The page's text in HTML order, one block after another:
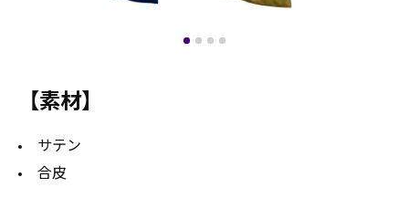
【素材】
サテン
合皮